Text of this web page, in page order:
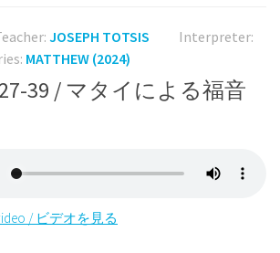
JOSEPH TOTSIS
Interpreter:
MATTHEW (2024)
39 / マタイによる福音
/ ビデオを見る